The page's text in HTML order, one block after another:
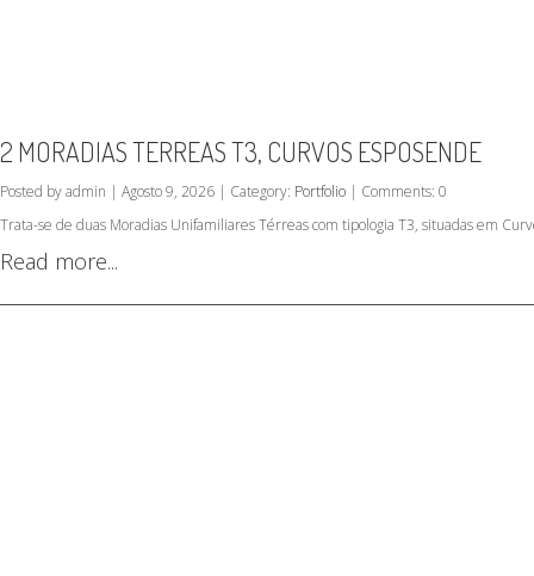
2 MORADIAS TERREAS T3, CURVOS ESPOSENDE
Posted by admin | Agosto 9, 2026 | Category: Portfolio | Comments: 0
Trata-se de duas Moradias Unifamiliares Térreas com tipologia T3, situadas em
Read more...